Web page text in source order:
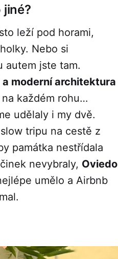
jiné?
leží pod horami,
Nebo si
autem jste tam.
moderní architektura
každém rohu…
udělaly i my dvě.
tripu na cestě z
památka nestřídala
nevybraly, Oviedo
umělo a Airbnb